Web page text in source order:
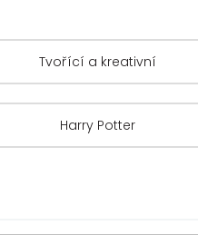
Tvořící a kreativní
Harry Potter